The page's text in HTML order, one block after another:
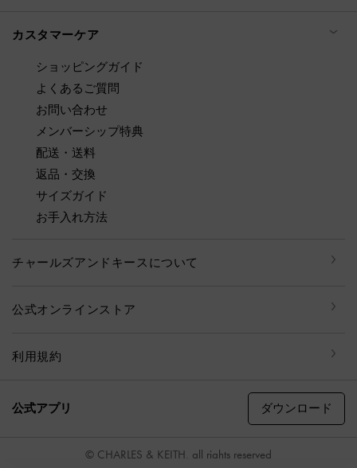
カスタマーケア
ショッピングガイド
よくあるご質問
お問い合わせ
メンバーシップ特典
配送・送料
返品・交換
サイズガイド
お手入れ方法
チャールズアンドキースについて
公式オンラインストア
利用規約
公式アプリ ダウンロード
© CHARLES & KEITH, all rights reserved